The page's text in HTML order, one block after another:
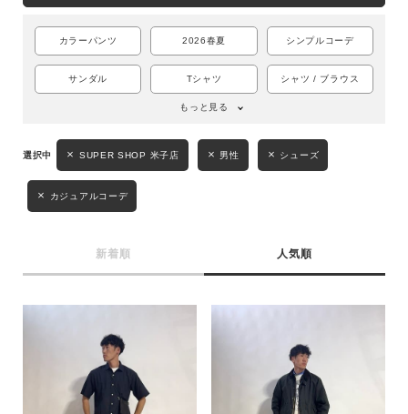
キーワード
MENS KIDS
カラーパンツ 2026春夏 シンプルコーデ
サンダル Tシャツ シャツ / ブラウス
もっと見る
SUPER SHOP 米子店 男性 シューズ
カジュアルコーデ
新着順 人気順